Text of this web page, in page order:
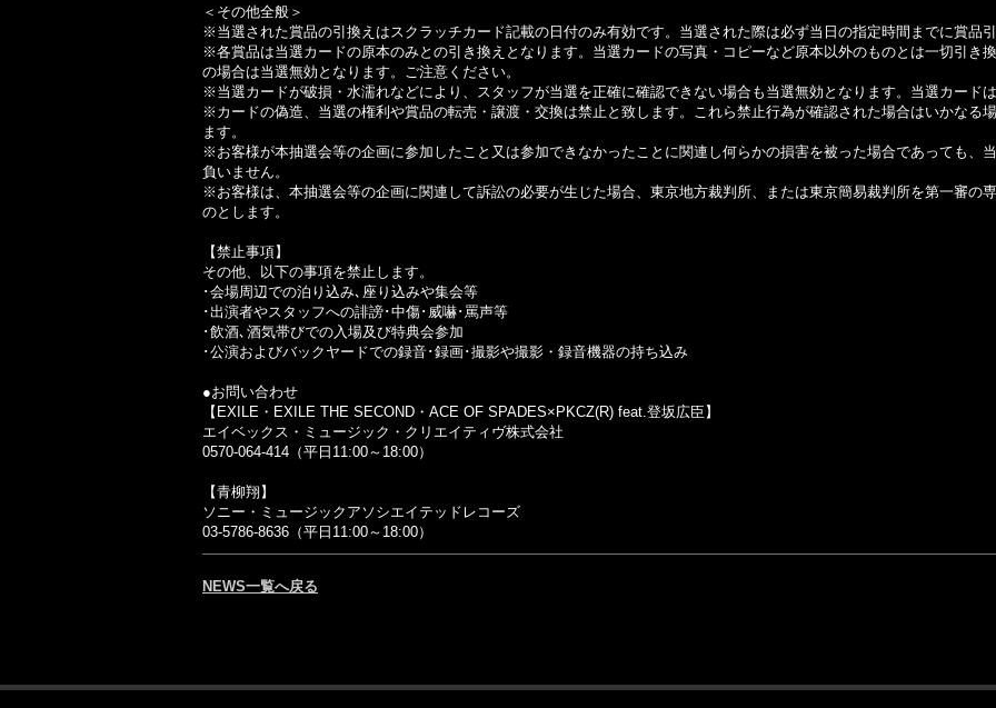
＜その他全般＞
※当選された賞品の引換えはスクラッチカード記載の日付のみ有効です。当選された際は必ず当日の指定時間までに賞品引
※各賞品は当選カードの原本のみとの引き換えとなります。当選カードの写真・コピーなど原本以外のものとは一切引き
の場合は当選無効となります。ご注意ください。
※当選カードが破損・水濡れなどにより、スタッフが当選を正確に確認できない場合も当選無効となります。当選カード
※カードの偽造、当選の権利や賞品の転売・譲渡・交換は禁止と致します。これら禁止行為が確認された場合はいかなる
ます。
※お客様が本抽選会等の企画に参加したこと又は参加できなかったことに関連し何らかの損害を被った場合であっても、
負いません。
※お客様は、本抽選会等の企画に関連して訴訟の必要が生じた場合、東京地方裁判所、または東京簡易裁判所を第一審の
のとします。
【禁止事項】
その他、以下の事項を禁止します。
･会場周辺での泊り込み､座り込みや集会等
･出演者やスタッフへの誹謗･中傷･威嚇･罵声等
･飲酒､酒気帯びでの入場及び特典会参加
･公演およびバックヤードでの録音･録画･撮影や撮影・録音機器の持ち込み
●お問い合わせ
【EXILE・EXILE THE SECOND・ACE OF SPADES×PKCZ(R) feat.登坂広臣】
エイベックス・ミュージック・クリエイティヴ株式会社
0570-064-414（平日11:00～18:00）
【青柳翔】
ソニー・ミュージックアソシエイテッドレコーズ
03-5786-8636（平日11:00～18:00）
NEWS一覧へ戻る